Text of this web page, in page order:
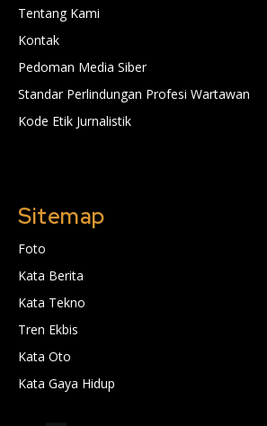
Tentang Kami
Kontak
Pedoman Media Siber
Standar Perlindungan Profesi Wartawan
Kode Etik Jurnalistik
Sitemap
Foto
Kata Berita
Kata Tekno
Tren Ekbis
Kata Oto
Kata Gaya Hidup